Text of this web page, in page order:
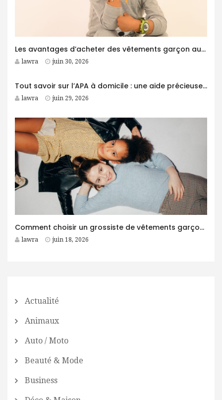
Les avantages d’acheter des vêtements garçon auprès d’un grossiste
lawra juin 30, 2026
Tout savoir sur l’APA à domicile : une aide précieuse pour les personnes âgées
lawra juin 29, 2026
Comment choisir un grossiste de vêtements garçon fiable pour son business ?
lawra juin 18, 2026
Actualité
Animaux
Auto / Moto
Beauté & Mode
Business